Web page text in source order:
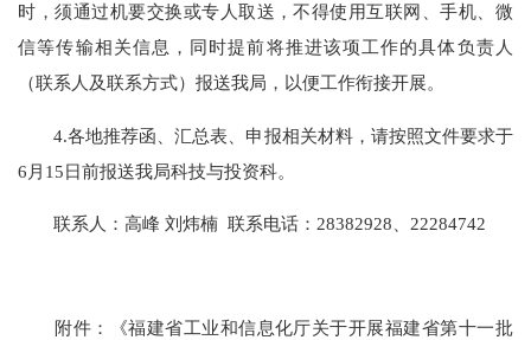
时，须通过机要交换或专人取送，不得使用互联网、手机、微
信等传输相关信息，同时提前将推进该项工作的具体负责人
（联系人及联系方式）报送我局，以便工作衔接开展。
4.各地推荐函、汇总表、申报相关材料，请按照文件要求于
6月15日前报送我局科技与投资科。
联系人：高峰 刘炜楠 联系电话：28382928、22284742
附件：《福建省工业和信息化厅关于开展福建省第十一批